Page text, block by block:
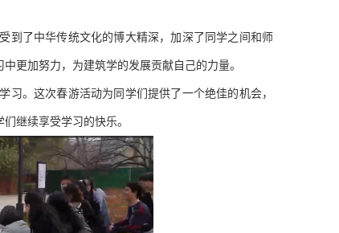
到了中华传统文化的博大精深，加深了同学之间和师
更加努力，为建筑学的发展贡献自己的力量。
。这次春游活动为同学们提供了一个绝佳的机会，
继续享受学习的快乐。